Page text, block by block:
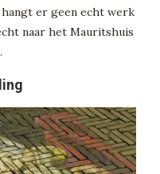
hangt er geen echt werk
naar het Mauritshuis
.